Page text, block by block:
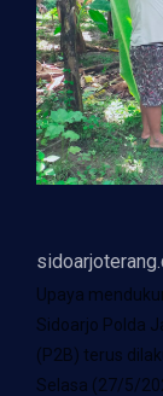
Upaya
Sidoarjo Polda
(P2B) terus
Selasa (27/5/